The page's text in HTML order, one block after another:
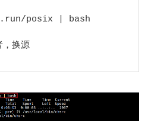
posix | bash
，换源